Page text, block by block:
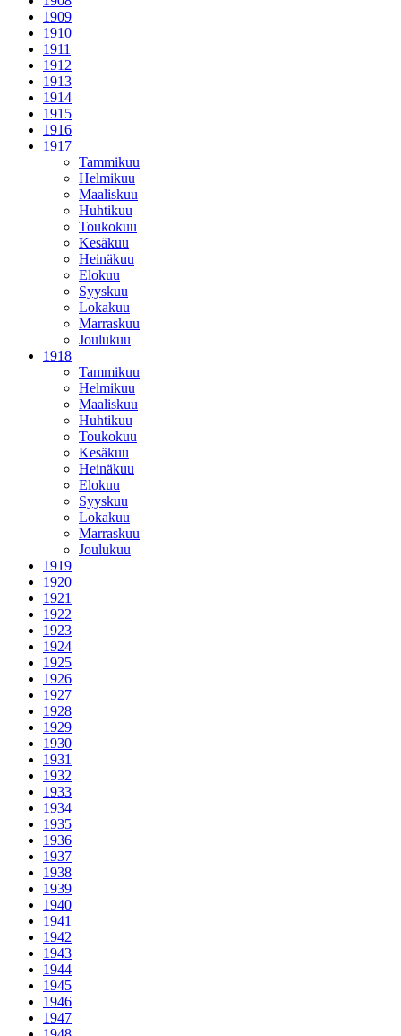
1909
1910
1911
1912
1913
1914
1915
1916
1917
Tammikuu
Helmikuu
Maaliskuu
Huhtikuu
Toukokuu
Kesäkuu
Heinäkuu
Elokuu
Syyskuu
Lokakuu
Marraskuu
Joulukuu
1918
Tammikuu
Helmikuu
Maaliskuu
Huhtikuu
Toukokuu
Kesäkuu
Heinäkuu
Elokuu
Syyskuu
Lokakuu
Marraskuu
Joulukuu
1919
1920
1921
1922
1923
1924
1925
1926
1927
1928
1929
1930
1931
1932
1933
1934
1935
1936
1937
1938
1939
1940
1941
1942
1943
1944
1945
1946
1947